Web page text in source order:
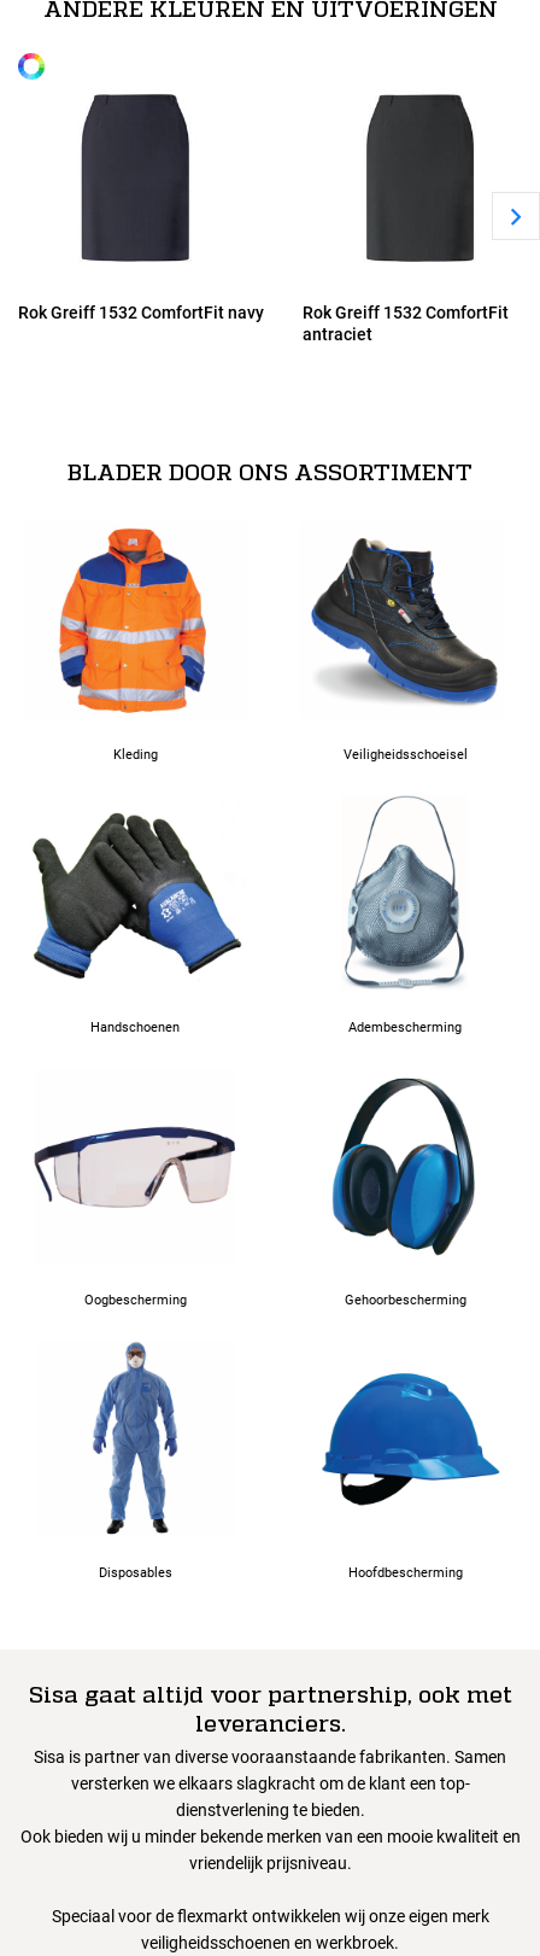
36
84
Alle maten
ANDERE KLEUREN EN UITVOERINGEN
Rok Greiff 1532 ComfortFit navy
Rok Greiff 1532 ComfortFit
antraciet
BLADER DOOR ONS ASSORTIMENT
Kleding Veiligheidsschoeisel
Handschoenen Adembescherming
Oogbescherming Gehoorbescherming
Disposables Hoofdbescherming
Sisa gaat altijd voor partnership, ook met
leveranciers.
Sisa is partner van diverse vooraanstaande fabrikanten. Samen
versterken we elkaars slagkracht om de klant een top-
dienstverlening te bieden.
Ook bieden wij u minder bekende merken van een mooie kwaliteit en
vriendelijk prijsniveau.
Speciaal voor de flexmarkt ontwikkelen wij onze eigen merk
veiligheidsschoenen en werkbroek.